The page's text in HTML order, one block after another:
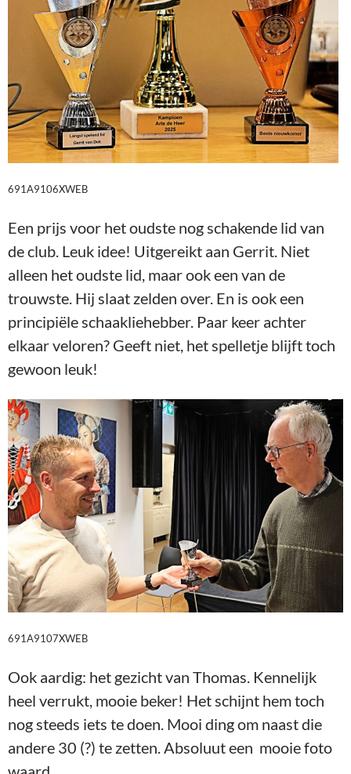
691A9106XWEB
Een prijs voor het oudste nog schakende lid van
de club. Leuk idee! Uitgereikt aan Gerrit. Niet
alleen het oudste lid, maar ook een van de
trouwste. Hij slaat zelden over. En is ook een
principiële schaakliehebber. Paar keer achter
elkaar veloren? Geeft niet, het spelletje blijft toch
gewoon leuk!
691A9107XWEB
Ook aardig: het gezicht van Thomas. Kennelijk
heel verrukt, mooie beker! Het schijnt hem toch
nog steeds iets te doen. Mooi ding om naast die
andere 30 (?) te zetten. Absoluut een mooie foto